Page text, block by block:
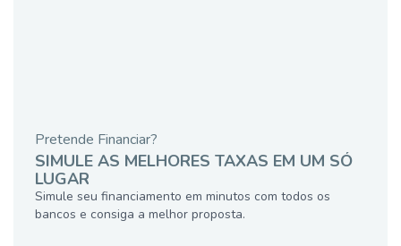
Pretende Financiar?
SIMULE AS MELHORES TAXAS EM UM SÓ
LUGAR
Simule seu financiamento em minutos com todos os
bancos e consiga a melhor proposta.